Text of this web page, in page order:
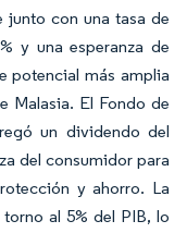
junto con una tasa de
y una esperanza de
potencial más amplia
Malasia. El Fondo de
un dividendo del
del consumidor para
y ahorro. La
al 5% del PIB, lo